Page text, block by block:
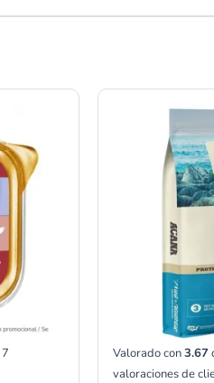
7
Valorado con3.67
valoraciones de